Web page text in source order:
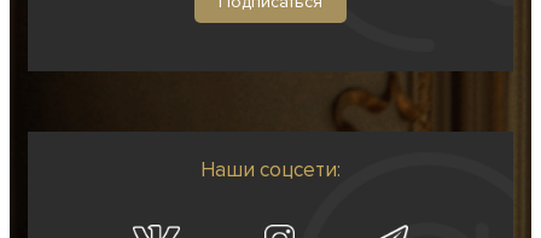
Наши соцсети: